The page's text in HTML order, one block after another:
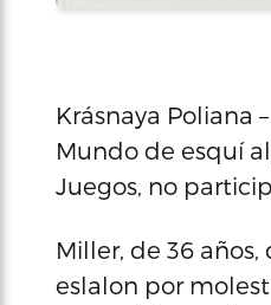
Krásnaya Poliana
Mundo de esquí
Juegos, no
Miller, de 36
eslalon por